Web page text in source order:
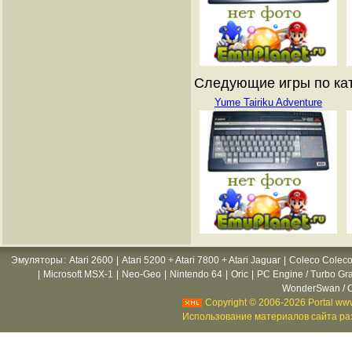
Следующие игры по
Yume Tairiku Adventure
Эмуляторы : Atari 2600 Atari 5200 + Atari 7800 + Atari Jaguar
Coleco
Microsoft MSX-1 Neo-Geo Nintendo 64 Oric
PC Engine / Turbo
WonderSwan /
Copyright © 2006-2026 Portal
Использование материалов сайта